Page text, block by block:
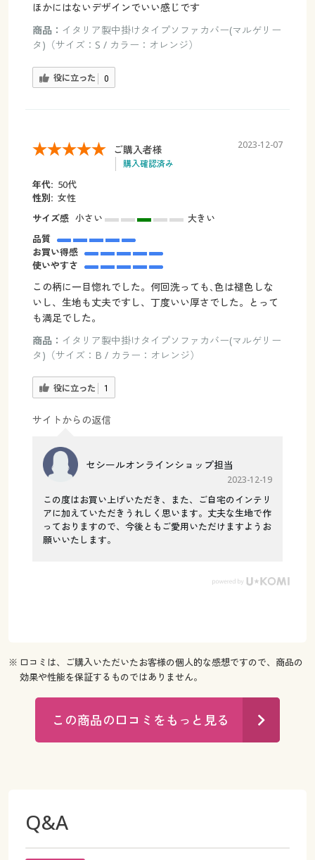
ほかにはないデザインでいい感じです
商品： イタリア製中掛けタイプソファカバー(マルゲリー
タ)（サイズ：S / カラー：オレンジ）
役に立った 0
ご購入者様
購入確認済み
2023-12-07
年代: 50代
性別: 女性
サイズ感 小さい
大きい
品質
お買い得感
使いやすさ
この柄に一目惚れでした。何回洗っても､色は褪色しな
いし、生地も丈夫ですし、丁度いい厚さでした。とって
も満足でした。
商品： イタリア製中掛けタイプソファカバー(マルゲリー
タ)（サイズ：B / カラー：オレンジ）
役に立った 1
サイトからの返信
セシールオンラインショップ担当
2023-12-19
この度はお買い上げいただき、また、ご自宅のインテリ
アに加えていただきうれしく思います。丈夫な生地で作
っておりますので、今後ともご愛用いただけますようお
願いいたします。
※ 口コミは、ご購入いただいたお客様の個人的な感想ですので、商品の
効果や性能を保証するものではありません。
この商品の口コミをもっと見る
Q&A